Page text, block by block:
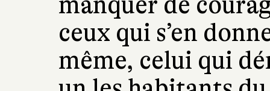
ceux qui s’en
même, celui qui